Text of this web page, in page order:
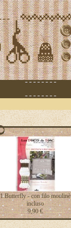
1 Butterfly - con filo moulinè
incluso
9,90 €